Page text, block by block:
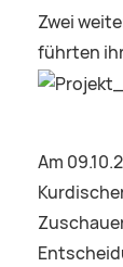
Zwei
führten
Am